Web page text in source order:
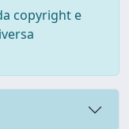
copyright e